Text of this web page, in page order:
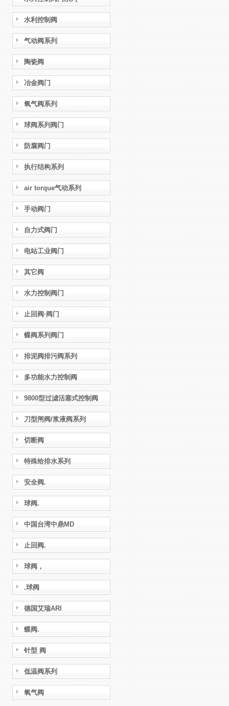
水利控制阀
气动阀系列
陶瓷阀
冶金阀门
氧气阀系列
球阀系列阀门
防腐阀门
执行结构系列
air torque气动系列
手动阀门
自力式阀门
电站工业阀门
其它阀
水力控制阀门
止回阀·阀门
蝶阀系列阀门
排泥阀排污阀系列
多功能水力控制阀
9800型过滤活塞式控制阀
刀型闸阀/浆液阀系列
切断阀
特殊给排水系列
安全阀.
球阀.
中国台湾中鼎MD
止回阀.
球阀，
.球阀
德国艾瑞ARI
蝶阀.
针型 阀
低温阀系列
氧气阀